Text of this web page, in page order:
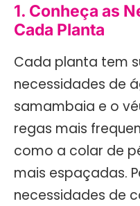
1. Conheça as
Cada Planta
Cada planta tem
necessidades de
samambaia e o
regas mais
como a colar de
mais espaçadas.
necessidades de